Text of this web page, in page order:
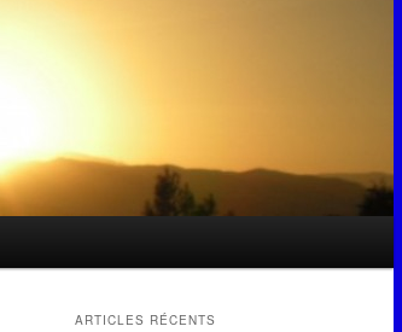
ARTICLES RÉCENTS